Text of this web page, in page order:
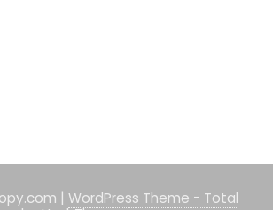
| WordPress Theme - Total